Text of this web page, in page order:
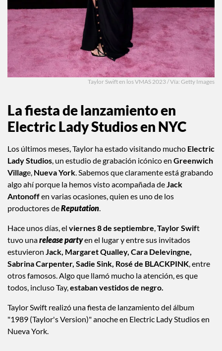
La fiesta de lanzamiento en
Electric Lady Studios en NYC
Los últimos meses, Taylor ha estado visitando muchoElectric
Lady Studios, un estudio de grabación icónico enGreenwich
Village,Nueva York. Sabemos que claramente está grabando
algo ahí porque la hemos visto acompañada deJack
Antonoffen varias ocasiones, quien es uno de los
Hace unos días, elviernes 8 de septiembre, Taylor Swif
tuvo unarelease partyen el lugar y entre sus invitados
estuvieronJack, Margaret Qualley, Cara Delevingne,
Sabrina Carpenter, Sadie Sink, Rosé de BLACKPINK, entre
otros famosos. Algo que llamó mucho la atención, es que
Taylor Swift realizó una fiesta de lanzamiento del álbum
"1989 (Taylor's Version)" anoche en Electric Lady Studios en